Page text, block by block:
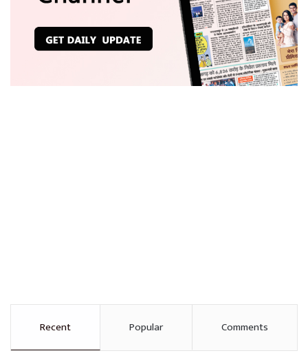
Recent Popular Comments